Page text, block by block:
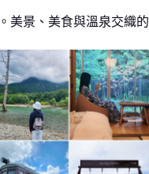
美景、美食與溫泉交織的